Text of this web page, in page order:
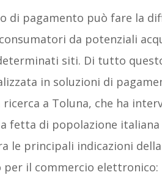
di pagamento può fare la
da potenziali
siti. Di tutto
in soluzioni di
a Toluna, che ha
fetta di popolazione italiana
le principali indicazioni
per il commercio